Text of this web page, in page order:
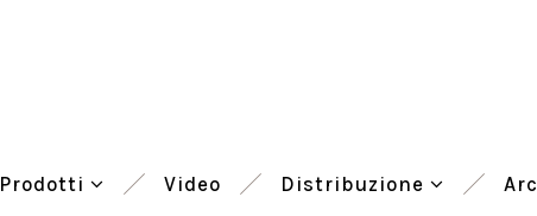
Prodotti Video Distribuzione